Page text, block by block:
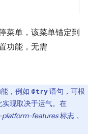
菜单，该菜单锚定到
功能，无需
，例如 @try语句，可根
现取决于运气。在
features标志，